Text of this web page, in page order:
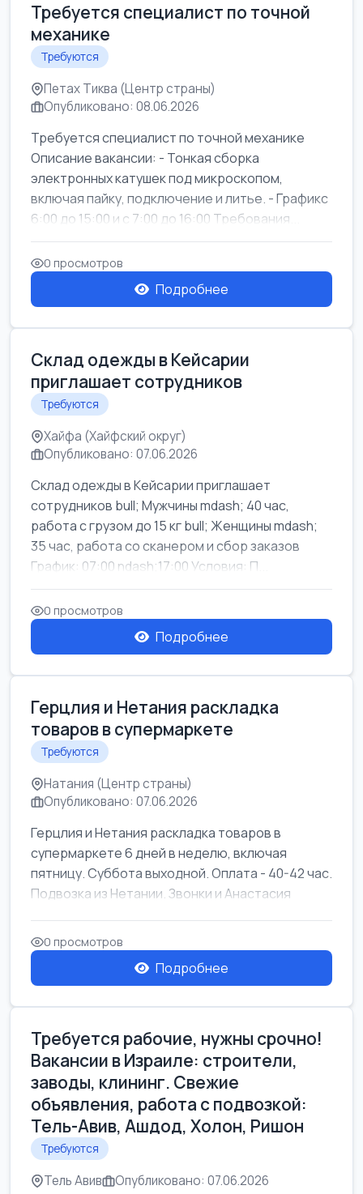
Требуется специалист по точной
механике
Требуются
Петах Тиква (Центр страны)
Опубликовано: 08.06.2026
Требуется специалист по точной механике
Описание вакансии: - Тонкая сборка
электронных катушек под микроскопом,
включая пайку, подключение и литье. - Графикс
6:00 до 15:00 и с 7:00 до 16:00 Требования...
0 просмотров
Подробнее
Склад одежды в Кейсарии
приглашает сотрудников
Требуются
Хайфа (Хайфский округ)
Опубликовано: 07.06.2026
Склад одежды в Кейсарии приглашает
сотрудников bull; Мужчины mdash; 40 час,
работа с грузом до 15 кг bull; Женщины mdash;
35 час, работа со сканером и сбор заказов
График: 07:00 ndash;17:00 Условия: П...
0 просмотров
Подробнее
Герцлия и Нетания раскладка
товаров в супермаркете
Требуются
Натания (Центр страны)
Опубликовано: 07.06.2026
Герцлия и Нетания раскладка товаров в
супермаркете 6 дней в неделю, включая
пятницу. Суббота выходной. Оплата - 40-42 час.
Подвозка из Нетании. Звонки и Анастасия
0 просмотров
Подробнее
Требуется рабочие, нужны срочно!
Вакансии в Израиле: строители,
заводы, клининг. Свежие
объявления, работа с подвозкой:
Тель-Авив, Ашдод, Холон, Ришон
Требуются
Тель Авив Опубликовано: 07.06.2026